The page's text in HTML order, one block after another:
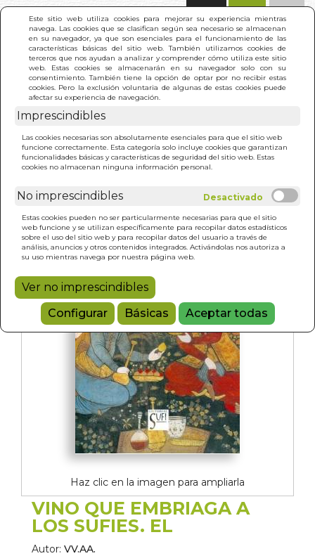
Este sitio web utiliza cookies para mejorar su experiencia mientras
navega. Las cookies que se clasifican según sea necesario se almacenan
en su navegador, ya que son esenciales para el funcionamiento de las
características básicas del sitio web. También utilizamos cookies de
terceros que nos ayudan a analizar y comprender cómo utiliza este sitio
web. Estas cookies se almacenarán en su navegador solo con su
consentimiento. También tiene la opción de optar por no recibir estas
cookies. Pero la exclusión voluntaria de algunas de estas cookies puede
afectar su experiencia de navegación.
Imprescindibles
Las cookies necesarias son absolutamente esenciales para que el sitio web
funcione correctamente. Esta categoría solo incluye cookies que garantizan
funcionalidades básicas y características de seguridad del sitio web. Estas
cookies no almacenan ninguna información personal.
No imprescindibles
Estas cookies pueden no ser particularmente necesarias para que el sitio
web funcione y se utilizan específicamente para recopilar datos estadísticos
sobre el uso del sitio web y para recopilar datos del usuario a través de
análisis, anuncios y otros contenidos integrados. Activándolas nos autoriza a
su uso mientras navega por nuestra página web.
Ver no imprescindibles
Configurar
Básicas Aceptar todas
INICIO >
Haz clic en la imagen para ampliarla
VINO QUE EMBRIAGA A
LOS SUFIES. EL
Autor: VV.AA.